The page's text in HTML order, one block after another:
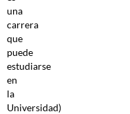
una
carrera
que
puede
estudiarse
en
la
Universidad)